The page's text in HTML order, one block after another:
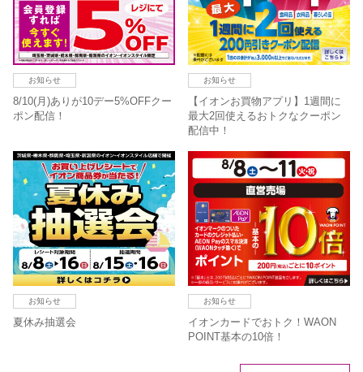
お知らせ
8/10(月)ありが10デー5%OFFクー
ポン配信！
お知らせ
【イオンお買物アプリ】1週間に
最大2回使えるおトクなクーポン
配信中！
お知らせ
夏休み抽選会
お知らせ
イオンカードでおトク！WAON
POINT基本の10倍！